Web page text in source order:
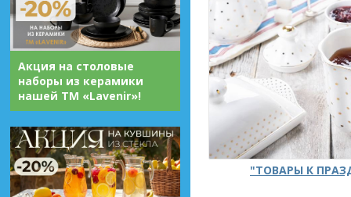
Акция на столовые
наборы из керамики
нашей ТМ «Lavenir»!
"ТОВАРЫ К